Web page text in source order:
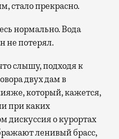
стало прекрасно.
нормально. Вода
не потерял.
слышу, подходя к
двух дам в
который, кажется,
при каких
дискуссия о курортах
ленивый брасс,